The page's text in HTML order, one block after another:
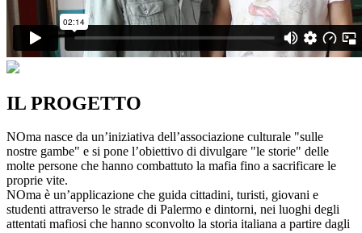
IL PROGETTO
NOma nasce da un’iniziativa dell’associazione culturale "sulle
nostre gambe" e si pone l’obiettivo di divulgare "le storie" delle
molte persone che hanno combattuto la mafia fino a sacrificare le
proprie vite.
NOma è un’applicazione che guida cittadini, turisti, giovani e
studenti attraverso le strade di Palermo e dintorni, nei luoghi degli
attentati mafiosi che hanno sconvolto la storia italiana a partire dagli